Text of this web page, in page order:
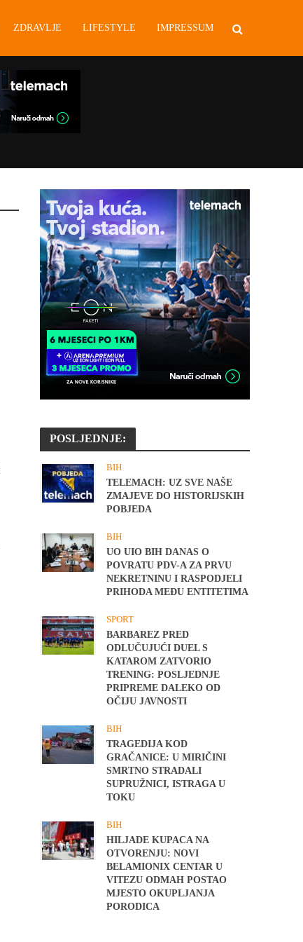
ZDRAVLJE LIFESTYLE IMPRESSUM
POSLJEDNJE:
BIH
TELEMACH: UZ SVE NAŠE
ZMAJEVE DO HISTORIJSKIH
POBJEDA
BIH
UO UIO BIH DANAS O
POVRATU PDV-A ZA PRVU
NEKRETNINU I RASPODJELI
PRIHODA MEĐU ENTITETIMA
SPORT
BARBAREZ PRED
ODLUČUJUĆI DUEL S
KATAROM ZATVORIO
TRENING: POSLJEDNJE
PRIPREME DALEKO OD
OČIJU JAVNOSTI
BIH
TRAGEDIJA KOD
GRAČANICE: U MIRIČINI
SMRTNO STRADALI
SUPRUŽNICI, ISTRAGA U
TOKU
BIH
HILJADE KUPACA NA
OTVORENJU: NOVI
BELAMIONIX CENTAR U
VITEZU ODMAH POSTAO
MJESTO OKUPLJANJA
PORODICA